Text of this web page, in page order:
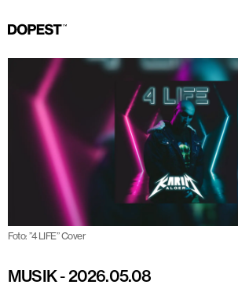
Foto: ”4 LIFE” Cover
MUSIK-2026.05.08